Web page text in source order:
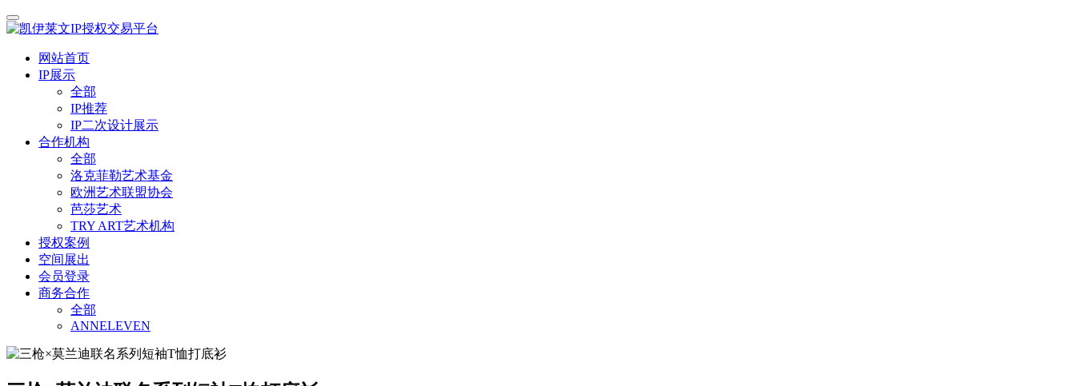
网站首页
IP展示
全部
IP推荐
IP二次设计展示
合作机构
全部
洛克菲勒艺术基金
欧洲艺术联盟协会
芭莎艺术
TRY ART艺术机构
授权案例
空间展出
会员登录
商务合作
全部
ANNELEVEN